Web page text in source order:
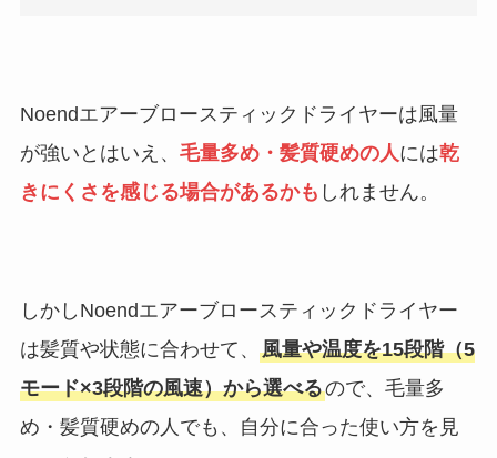
Noendエアーブロースティックドライヤーは風量
が強いとはいえ、 毛量多め・髪質硬めの人には乾
きにくさを感じる場合があるかも しれません。
しかしNoendエアーブロースティックドライヤー
は髪質や状態に合わせて、 風量や温度を15段階（5
モード×3段階の風速）から選べるので、毛量多
め・髪質硬めの人でも、自分に合った使い方を見